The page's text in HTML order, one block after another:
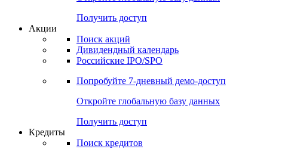
Попробуйте7-дневный
Откройте глобальную базу данных
Получить доступ
Акции
Поиск акций
Дивидендный календарь
Российские IPO/SPO
Попробуйте7-дневный
Откройте глобальную базу данных